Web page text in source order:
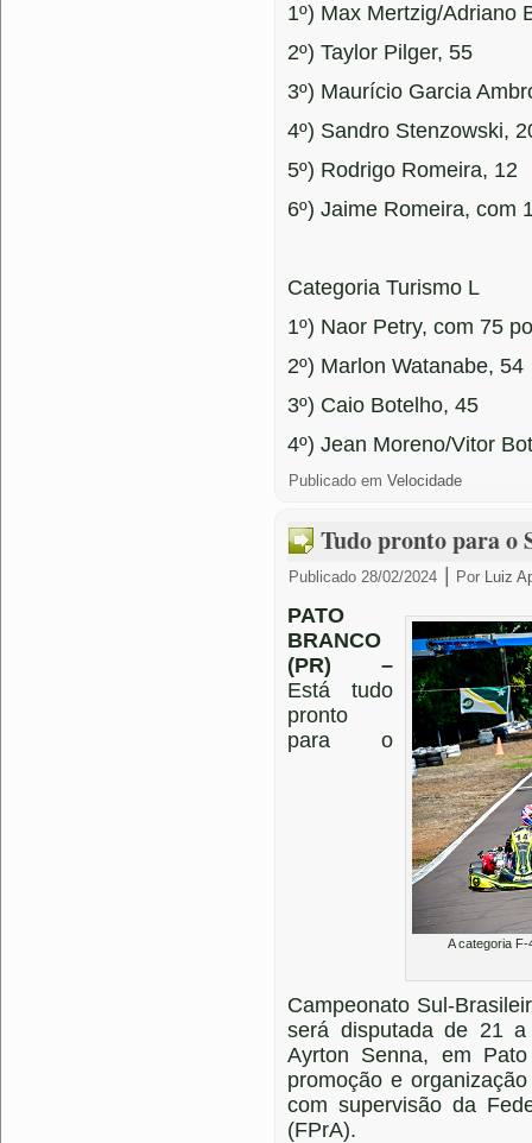
1º) Max Mertzig/Adriano
2º) Taylor Pilger, 55
3º) Maurício Garcia
4º) Sandro Stenzowski,
5º) Rodrigo Romeira, 12
6º) Jaime Romeira, com
Categoria Turismo L
1º) Naor Petry, com 75
2º) Marlon Watanabe, 54
3º) Caio Botelho, 45
4º) Jean Moreno/Vitor
Publicado em Velocidade
Tudo pronto para
Publicado 28/02/2024 Por Luiz
A categoria
PATO
BRANCO
(PR) –
Está tudo
pronto
para o
Campeonato Sul-
será disputada de 21
Ayrton Senna, em
promoção e
com supervisão da
(FPrA).